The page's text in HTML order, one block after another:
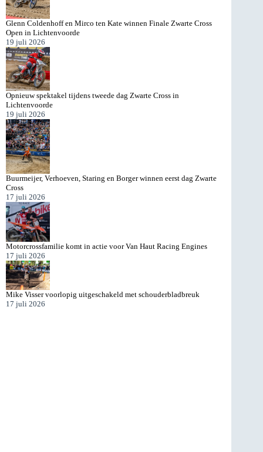
Glenn Coldenhoff en Mirco ten Kate winnen Finale Zwarte Cross
Open in Lichtenvoorde
19 juli 2026
Opnieuw spektakel tijdens tweede dag Zwarte Cross in
Lichtenvoorde
19 juli 2026
Buurmeijer, Verhoeven, Staring en Borger winnen eerst dag Zwarte
Cross
17 juli 2026
Motorcrossfamilie komt in actie voor Van Haut Racing Engines
17 juli 2026
Mike Visser voorlopig uitgeschakeld met schouderbladbreuk
17 juli 2026